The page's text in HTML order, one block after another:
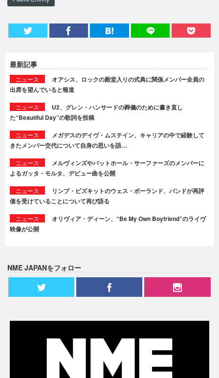
最新記事
ニュース
オアシス、ロックの殿堂入りの式典に関係メンバー全員の
出席を望んでいると報道
ニュース
U2、グレン・ハンサードの葬儀のために書き直し
た“Beautiful Day”の歌詞を投稿
ニュース
メガデスのデイヴ・ムステイン、キャリアの中で経験して
きたメンバー交代について自身の思いを語…
ニュース
メルヴィンズやバットホール・サーファーズのメンバーに
よるガッタ・モルタ、デビュー曲を公開
ニュース
リンプ・ビズキットのウェス・ボーランド、バンドが再評
価を受けていることについて再び語る
ニュース
オリヴィア・ディーン、“Be My Own Boyfriend”のライヴ
映像が公開
NME JAPANをフォロー